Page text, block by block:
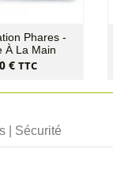
Phares -
À La Main
€ TTC
| Sécurité